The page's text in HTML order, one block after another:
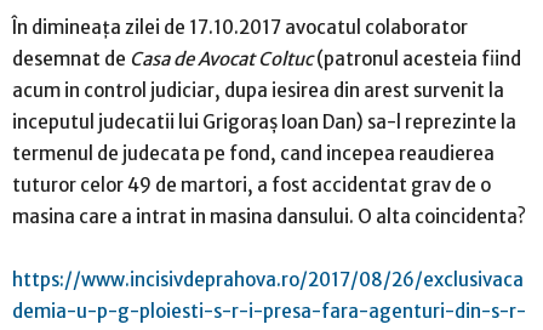
În dimineaţa zilei de 17.10.2017 avocatul colaborator
desemnat de Casa de Avocat Coltuc(patronul acesteia fiind
acum in control judiciar, dupa iesirea din arest survenit la
inceputul judecatii lui Grigoraş Ioan Dan) sa-l reprezinte la
termenul de judecata pe fond, cand incepea reaudierea
tuturor celor 49 de martori, a fost accidentat grav de o
masina care a intrat in masina dansului. O alta coincidenta?
https://www.incisivdeprahova.ro/2017/08/26/exclusivaca
demia-u-p-g-ploiesti-s-r-i-presa-fara-agenturi-din-s-r-